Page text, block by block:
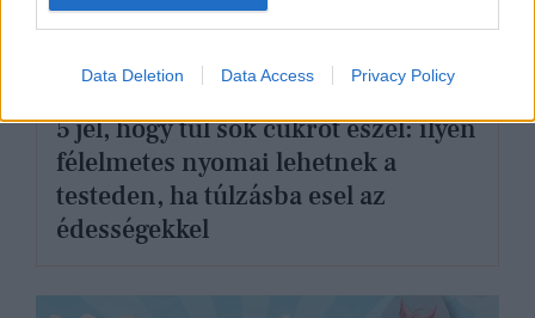
Data Deletion Data Access Privacy Policy
ÉLETMÓD
5 jel, hogy túl sok cukrot eszel: ilyen
félelmetes nyomai lehetnek a
testeden, ha túlzásba esel az
édességekkel